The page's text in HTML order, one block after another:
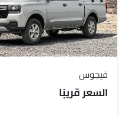
فيجوس
السعر قريبًا